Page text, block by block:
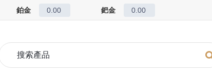
鉑金 0.00 鈀金 0.00